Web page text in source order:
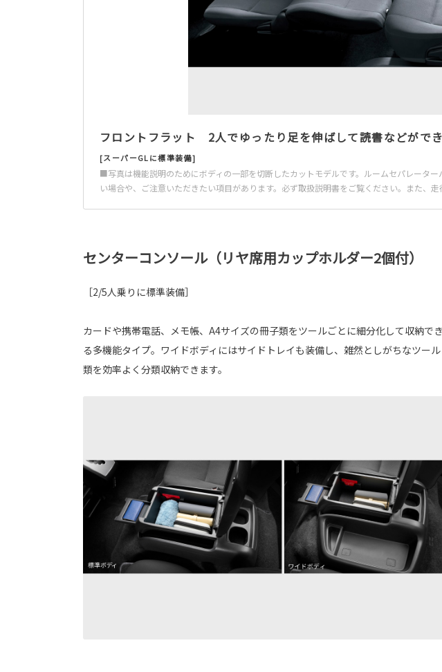
フロントフラット 2人でゆったり足を伸ばして読書などができ
[スーパーGLに標準装備]
■写真は機能説明のためにボディの一部を切断したカットモデルです。ルームセパレータ
い場合や、ご注意いただきたい項目があります。必ず取扱説明書をご覧ください。また、
センターコンソール（リヤ席用カップホルダー2個付）
［2/5人乗りに標準装備］
カードや携帯電話、メモ帳、A4サイズの冊子類をツールごとに細分化して収納でき
る多機能タイプ。ワイドボディにはサイドトレイも装備し、雑然としがちなツール
類を効率よく分類収納できます。